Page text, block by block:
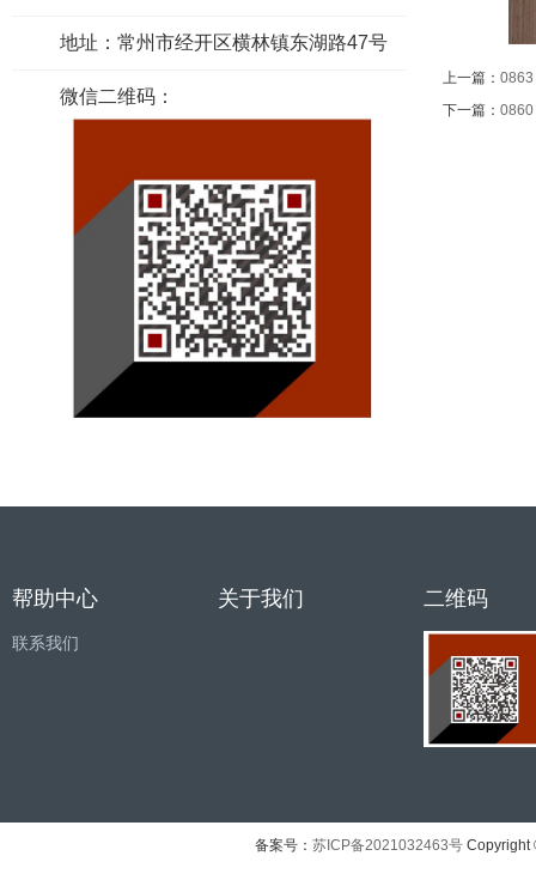
地址：常州市经开区横林镇东湖路47号
微信二维码：
上一篇： 0863
下一篇： 0860
帮助中心
联系我们
关于我们 二维码
备案号： 苏ICP备2021032463号 Copyright